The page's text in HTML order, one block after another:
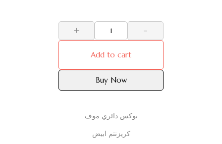
+ -
Add to cart
Buy Now
بوكس دائري موف
كريزنتم ابيض